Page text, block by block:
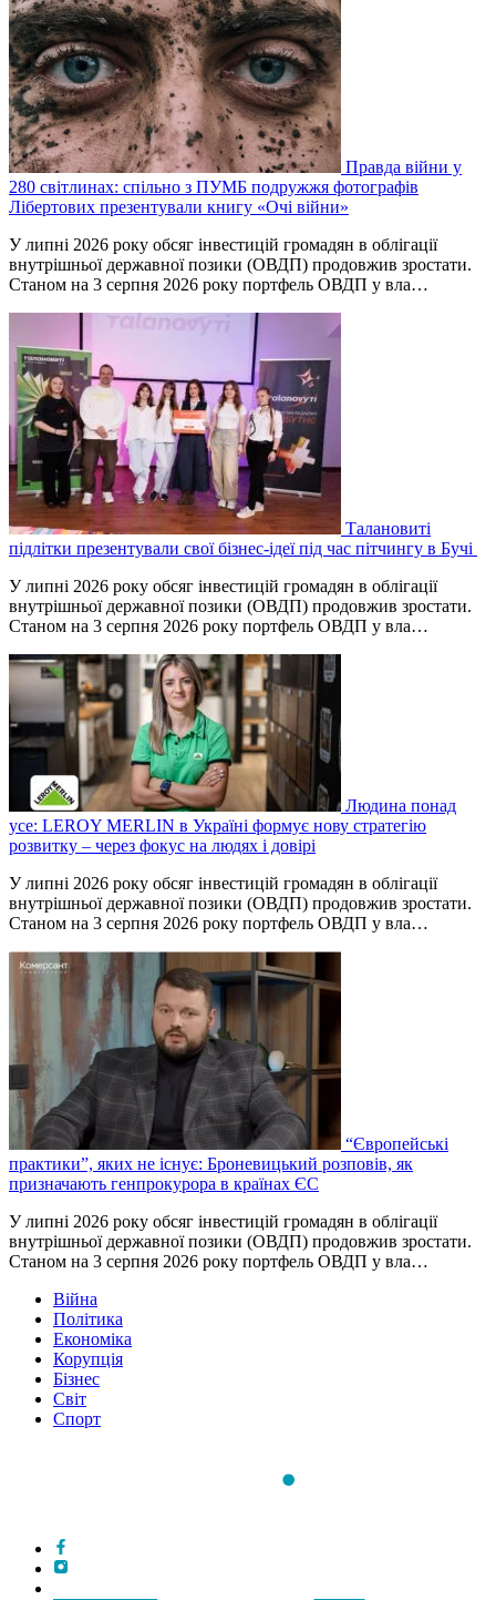
Правда війни у
280 світлинах: спільно з ПУМБ подружжя фотографів
Лібертових презентували книгу «Очі війни»
У липні 2026 року обсяг інвестицій громадян в облігації
внутрішньої державної позики (ОВДП) продовжив зростати.
Станом на 3 серпня 2026 року портфель ОВДП у вла…
Талановиті
підлітки презентували свої бізнес-ідеї під час пітчингу в Бучі
У липні 2026 року обсяг інвестицій громадян в облігації
внутрішньої державної позики (ОВДП) продовжив зростати.
Станом на 3 серпня 2026 року портфель ОВДП у вла…
Людина понад
усе: LEROY MERLIN в Україні формує нову стратегію
розвитку – через фокус на людях і довірі
У липні 2026 року обсяг інвестицій громадян в облігації
внутрішньої державної позики (ОВДП) продовжив зростати.
Станом на 3 серпня 2026 року портфель ОВДП у вла…
“Європейські
практики”, яких не існує: Броневицький розповів, як
призначають генпрокурора в країнах ЄС
У липні 2026 року обсяг інвестицій громадян в облігації
внутрішньої державної позики (ОВДП) продовжив зростати.
Станом на 3 серпня 2026 року портфель ОВДП у вла…
Війна
Політика
Економіка
Корупція
Бізнес
Світ
Спорт